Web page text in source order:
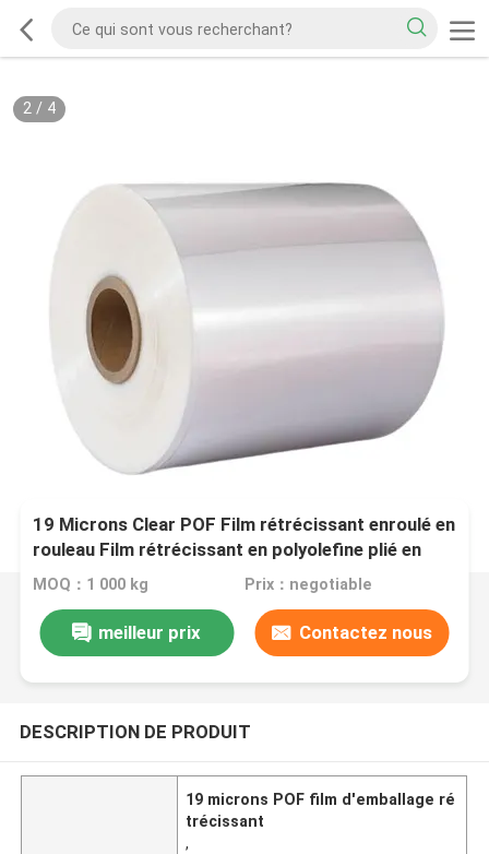
2/ 4
19 Microns Clear POF Film rétrécissant enroulé en
rouleau Film rétrécissant en polyolefine plié en
centre
MOQ：1 000 kg Prix：negotiable
meilleur prix Contactez nous
DESCRIPTION DE PRODUIT
19 microns POF film d'emballage ré
trécissant
,